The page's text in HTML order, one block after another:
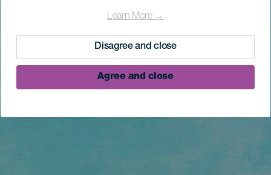
Learn More →
Disagree and close
Agree and close